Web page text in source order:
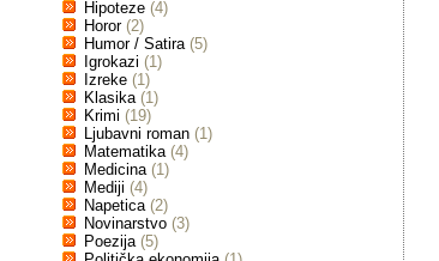
Hipoteze (4)
Horor (2)
Humor / Satira (5)
Igrokazi (1)
Izreke (1)
Klasika (1)
Krimi (19)
Ljubavni roman (1)
Matematika (4)
Medicina (1)
Mediji (4)
Napetica (2)
Novinarstvo (3)
Poezija (5)